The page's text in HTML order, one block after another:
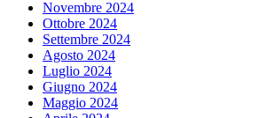
Novembre 2024
Ottobre 2024
Settembre 2024
Agosto 2024
Luglio 2024
Giugno 2024
Maggio 2024